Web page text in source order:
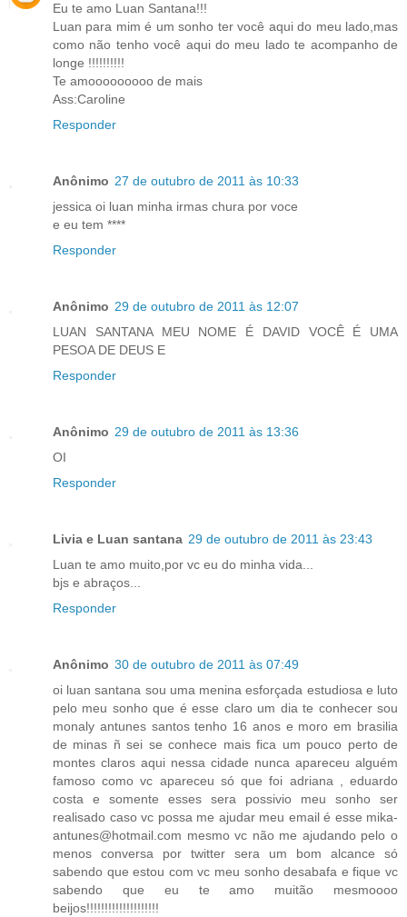
Eu te amo Luan Santana!!!
Luan para mim é um sonho ter você aqui do meu lado,mas
como não tenho você aqui do meu lado te acompanho de
longe !!!!!!!!!!
Te amooooooooo de mais
Ass:Caroline
Responder
Anônimo 27 de outubro de 2011 às 10:33
jessica oi luan minha irmas chura por voce
e eu tem ****
Responder
Anônimo 29 de outubro de 2011 às 12:07
LUAN SANTANA MEU NOME É DAVID VOCÊ É UMA
PESOA DE DEUS E
Responder
Anônimo 29 de outubro de 2011 às 13:36
OI
Responder
Livia e Luan santana 29 de outubro de 2011 às 23:43
Luan te amo muito,por vc eu do minha vida...
bjs e abraços...
Responder
Anônimo 30 de outubro de 2011 às 07:49
oi luan santana sou uma menina esforçada estudiosa e luto
pelo meu sonho que é esse claro um dia te conhecer sou
monaly antunes santos tenho 16 anos e moro em brasilia
de minas ñ sei se conhece mais fica um pouco perto de
montes claros aqui nessa cidade nunca apareceu alguém
famoso como vc apareceu só que foi adriana , eduardo
costa e somente esses sera possivio meu sonho ser
realisado caso vc possa me ajudar meu email é esse mika-
antunes@hotmail.com mesmo vc não me ajudando pelo o
menos conversa por twitter sera um bom alcance só
sabendo que estou com vc meu sonho desabafa e fique vc
sabendo que eu te amo muitão mesmoooo
beijos!!!!!!!!!!!!!!!!!!!!